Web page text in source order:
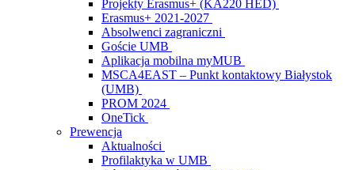
Projekty Erasmus+ (KA220 HED)
Erasmus+ 2021-2027
Absolwenci zagraniczni
Goście UMB
Aplikacja mobilna myMUB
MSCA4EAST – Punkt kontaktowy Białystok
(UMB)
PROM 2024
OneTick
Prewencja
Aktualności
Profilaktyka w UMB